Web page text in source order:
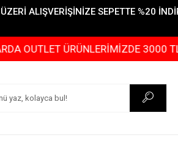
ALIŞVERİŞİNİZE SEPETTE %20
ÜRÜNLERİMİZDE 3000 TL ve